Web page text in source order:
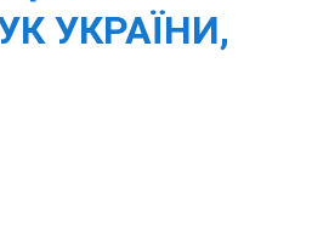
УКРАЇНИ,